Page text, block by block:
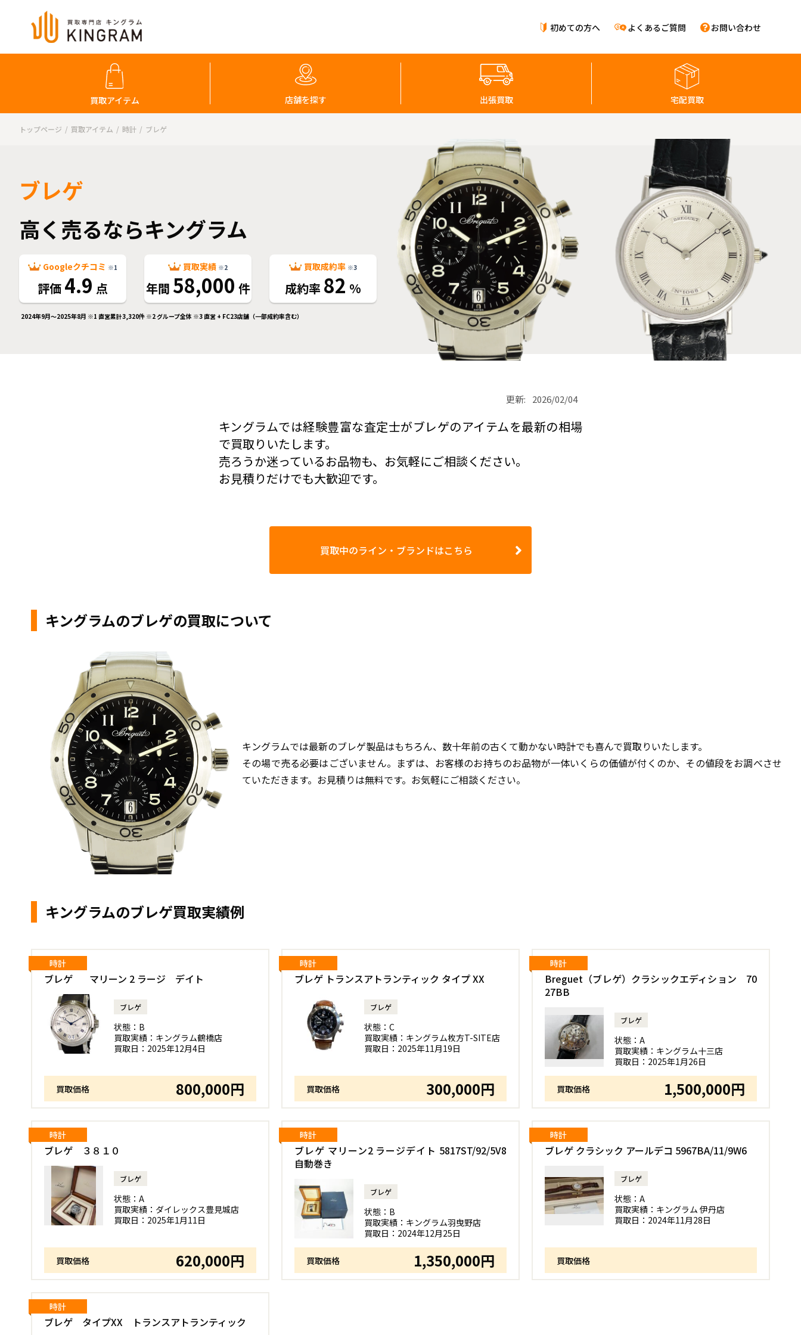
初めての方へ よくあるご質問 お問い合わせ
買取アイテム 店舗を探す 出張買取 宅配買取
トップページ 買取アイテム 時計 ブレゲ
ブレゲ
高く売るならキングラム
Googleクチコミ ※1
評価 4.9 点
買取実績 ※2
年間 58,000 件
買取成約率 ※3
成約率 82 %
2024年9月～2025年8月 ※1 直営累計3,320件 ※2 グループ全体 ※3 直営 + FC23店舗（一部成約率含む）
更新: 2026/02/04
キングラムでは経験豊富な査定士がブレゲのアイテムを最新の相場
で買取りいたします。
売ろうか迷っているお品物も、お気軽にご相談ください。
お見積りだけでも大歓迎です。
買取中のライン・ブランドはこちら
キングラムのブレゲの買取について
キングラムでは最新のブレゲ製品はもちろん、数十年前の古くて動かない時計でも喜んで買取りいたします。
その場で売る必要はございません。まずは、お客様のお持ちのお品物が一体いくらの価値が付くのか、その値段をお調べさせ
ていただきます。お見積りは無料です。お気軽にご相談ください。
キングラムのブレゲ買取実績例
ブレゲ マリーン 2 ラージ デイト
ブレゲ
状態： B
買取実績： キングラム鶴橋店
買取日： 2025年12月4日
買取価格 800,000円
時計
ブレゲ トランスアトランティック タイプ XX
ブレゲ
状態：C
買取実績： キングラム枚方T-SITE店
買取日： 2025年11月19日
買取価格 300,000円
時計
Breguet（ブレゲ）クラシックエディション 70
27BB
ブレゲ
状態：A
買取実績： キングラム十三店
買取日： 2025年1月26日
買取価格 1,500,000円
時計
ブレゲ ３８１０
ブレゲ
状態：A
買取実績： ダイレックス豊見城店
買取日： 2025年1月11日
買取価格 620,000円
時計
ブレゲ マリーン2 ラージデイト 5817ST/92/5V8
自動巻き
ブレゲ
状態： B
買取実績： キングラム羽曳野店
買取日： 2024年12月25日
買取価格 1,350,000円
時計
ブレゲ クラシック アールデコ 5967BA/11/9W6
ブレゲ
状態：A
買取実績： キングラム 伊丹店
買取日： 2024年11月28日
買取価格
時計
ブレゲ タイプXX トランスアトランティック
時計